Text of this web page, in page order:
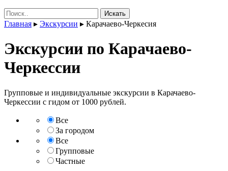
Поиск:
Главная ▸ Экскурсии ▸ Карачаево-Черкесия
Экскурсии по Карачаево-
Черкессии
Групповые и индивидуальные экскурсии в Карачаево-
Черкессии с гидом от 1000 рублей.
Все
За городом
Все
Групповые
Частные